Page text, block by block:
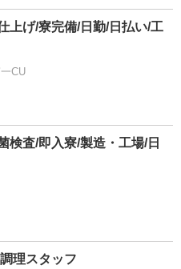
上げ/寮完備/日勤/日払い/工
CU
検査/即入寮/製造・工場/日
理スタッフ